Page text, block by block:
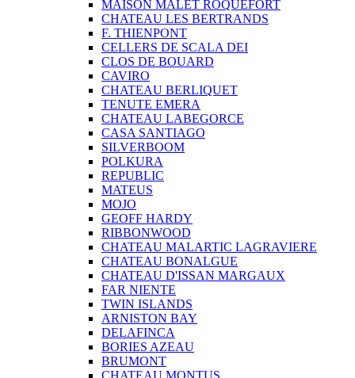
MAISON MALET ROQUEFORT
CHATEAU LES BERTRANDS
F. THIENPONT
CELLERS DE SCALA DEI
CLOS DE BOUARD
CAVIRO
CHATEAU BERLIQUET
TENUTE EMERA
CHATEAU LABEGORCE
CASA SANTIAGO
SILVERBOOM
POLKURA
REPUBLIC
MATEUS
MOJO
GEOFF HARDY
RIBBONWOOD
CHATEAU MALARTIC LAGRAVIERE
CHATEAU BONALGUE
CHATEAU D'ISSAN MARGAUX
FAR NIENTE
TWIN ISLANDS
ARNISTON BAY
DELAFINCA
BORIES AZEAU
BRUMONT
CHATEAU MONTUS